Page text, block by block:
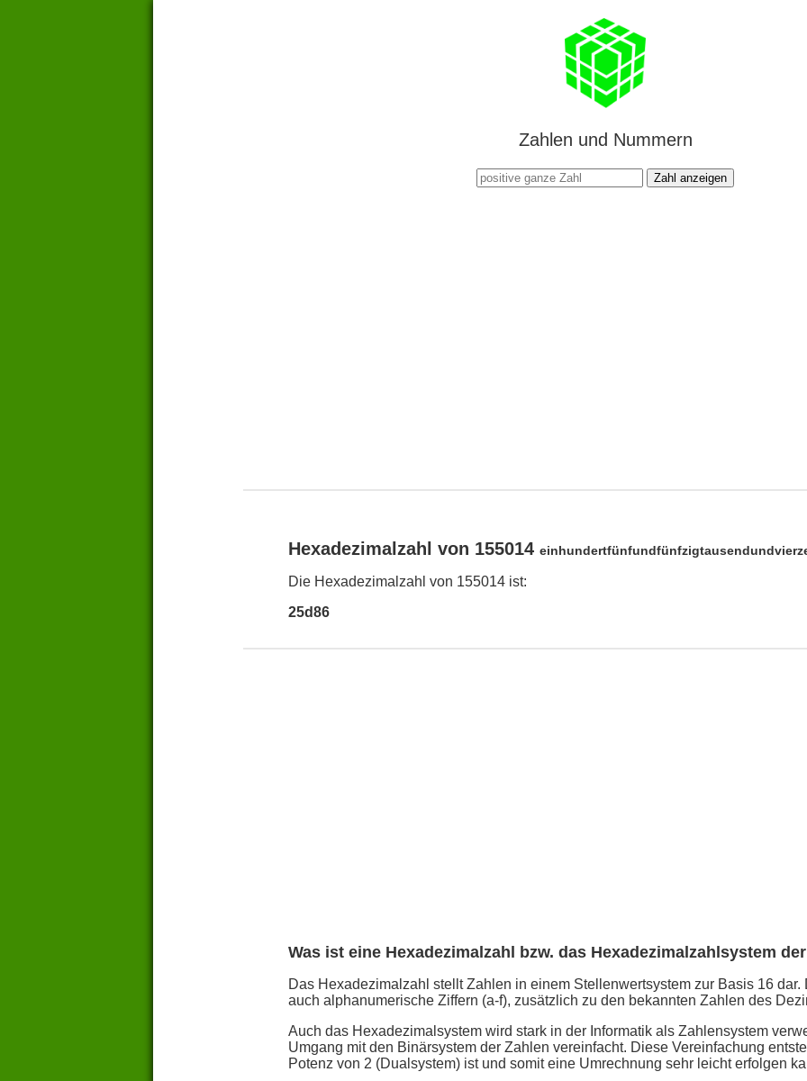
Zahlen und Nummern
Zahl anzeigen
Hexadezimalzahl von 155014
Die Hexadezimalzahl von 155014 ist:
25d86
Was ist eine Hexadezimalzahl bzw. das Hexadezimalzahlsystem
Das Hexadezimalzahl stellt Zahlen in einem Stellenwertsystem zur Basis 16 dar.
auch alphanumerische Ziffern (a-f), zusätzlich zu den bekannten Zahlen des
Auch das Hexadezimalsystem wird stark in der Informatik als Zahlensystem
Umgang mit den Binärsystem der Zahlen vereinfacht. Diese Vereinfachung
Potenz von 2 (Dualsystem) ist und somit eine Umrechnung sehr leicht erfolgen